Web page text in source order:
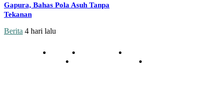
Gapura, Bahas Pola Asuh Tanpa
Tekanan
Berita 4 hari lalu
Redaksi Kontak Kami
Pedoman Media Siber